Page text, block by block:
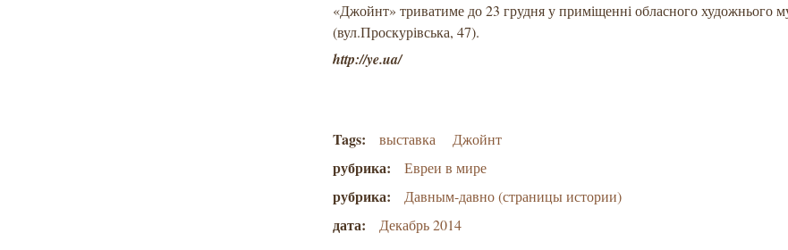
«Джойнт» триватиме до 23 грудня у приміщенні обласного художнього
(вул.Проскурівська, 47).
http://ye.ua/
Tags: выставка Джойнт
рубрика: Евреи в мире
рубрика: Давным-давно (страницы истории)
дата: Декабрь 2014